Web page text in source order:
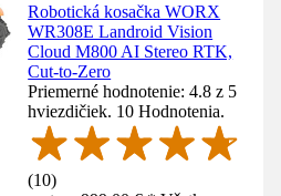
Robotická kosačka WORX
WR308E Landroid Vision
Cloud M800 AI Stereo RTK,
Cut-to-Zero
Priemerné hodnotenie: 4.8 z 5
hviezdičiek. 10 Hodnotenia.
(10)